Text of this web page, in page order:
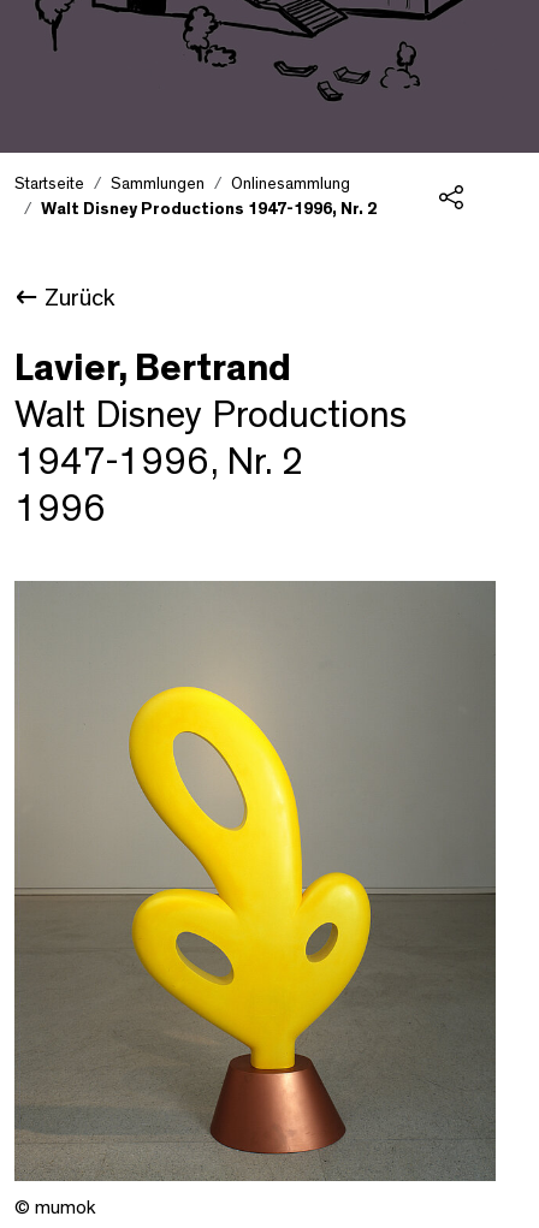
Startseite Sammlungen
Onlinesammlung
Walt Disney Productions 1947-1996, Nr. 2
Zurück
Lavier, Bertrand
Walt Disney Productions
1947-1996, Nr. 2
1996
© mumok